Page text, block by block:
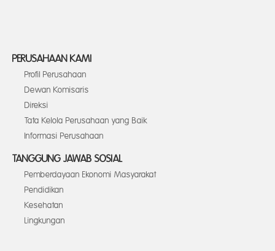
PERUSAHAAN KAMI
Profil Perusahaan
Dewan Komisaris
Direksi
Tata Kelola Perusahaan yang Baik
Informasi Perusahaan
TANGGUNG JAWAB SOSIAL
Pemberdayaan Ekonomi Masyarakat
Pendidikan
Kesehatan
Lingkungan